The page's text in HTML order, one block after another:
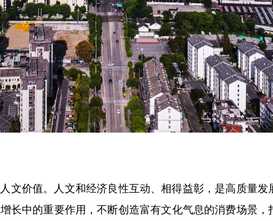
文价值。人文和经济良性互动、相得益彰，是高质量
长中的重要作用，不断创造富有文化气息的消费场景